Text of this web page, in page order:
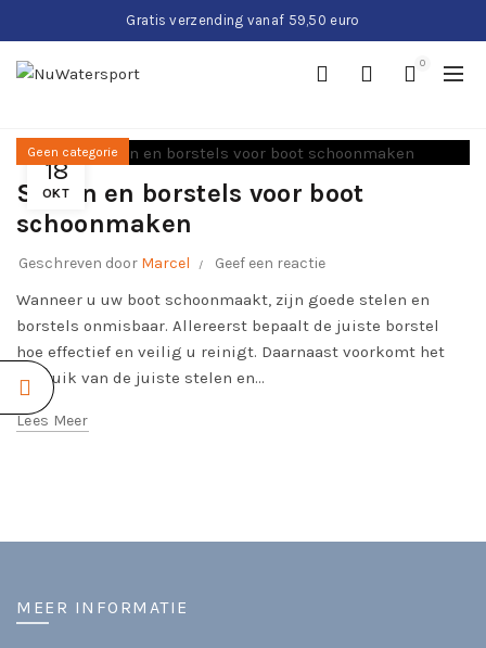
Gratis verzending vanaf 59,50 euro
0
18
OKT
Geen categorie
Stelen en borstels voor boot
schoonmaken
Geschreven door Marcel Geef een reactie
Wanneer u uw boot schoonmaakt, zijn goede stelen en
borstels onmisbaar. Allereerst bepaalt de juiste borstel
hoe effectief en veilig u reinigt. Daarnaast voorkomt het
gebruik van de juiste stelen en...
Lees Meer
MEER INFORMATIE